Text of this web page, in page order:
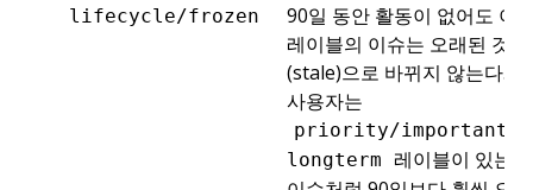
lifecycle/frozen
90일 동안 활동이 없어도 이
레이블의 이슈는 오래된 것
(stale)으로 바뀌지 않는다.
사용자는
priority/important-
longterm
레이블이 있는